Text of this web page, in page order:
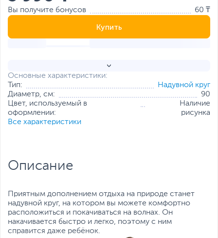
Основные характеристики:
Тип:
Надувной круг
Диаметр, см:
90
Цвет, используемый в
оформлении:
Наличие
рисунка
Все характеристики
Вы получите бонусов 60 ₸
Купить
Описание
Приятным дополнением отдыха на природе станет
надувной круг, на котором вы можете комфортно
расположиться и покачиваться на волнах. Он
накачивается быстро и легко, поэтому с ним
справится даже ребёнок.